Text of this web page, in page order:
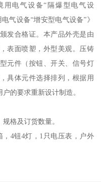
用电气设备“隔爆型电气设
气设备“增安型电气设备”》
发合格证。本产品外壳是由
表面喷塑，外型美观。压铸
元件（按钮、开关、信号灯
具体元件选择排列，根据用
的要求重新设计制造。
格及订货数量。
4钮4灯，1只电压表，户外